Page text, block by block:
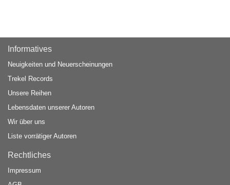
Informatives
Neuigkeiten und Neuerscheinungen
Trekel Records
Unsere Reihen
Lebensdaten unserer Autoren
Wir über uns
Liste vorrätiger Autoren
Rechtliches
Impressum